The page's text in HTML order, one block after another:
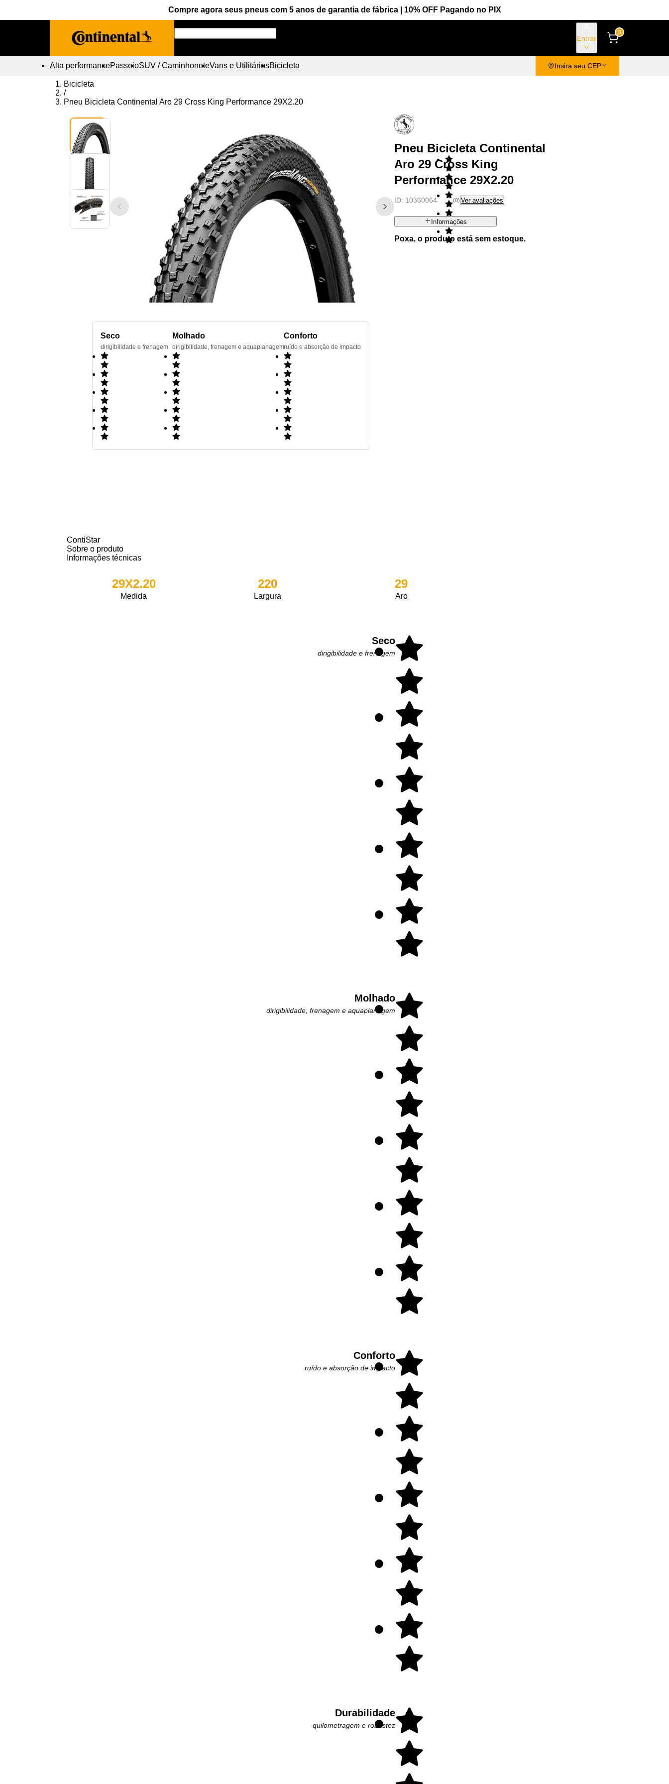
Compre agora seus pneus com 5 anos de garantia de fábrica | 10% OFF Pagando no PIX
Entrar
0
Alta performancePasseioSUV / CaminhoneteVans e UtilitáriosBicicleta Insira seu CEP
Bicicleta
/
Pneu Bicicleta Continental Aro 29 Cross King Performance 29X2.20
Seco
dirigibilidade e frenagem
Molhado
dirigibilidade, frenagem e aquaplanagem
Conforto
ruído e absorção de impacto
Pneu Bicicleta Continental
Aro 29 Cross King
Performance 29X2.20
ID: 10360064 (0) Ver avaliações
Informações
Poxa, o produto está sem estoque.
ContiStar
Sobre o produto
Informações técnicas
29X2.20
Medida
220
Largura
29
Aro
Seco
dirigibilidade e frenagem
Molhado
dirigibilidade, frenagem e aquaplanagem
Conforto
ruído e absorção de impacto
Durabilidade
quilometragem e robustez